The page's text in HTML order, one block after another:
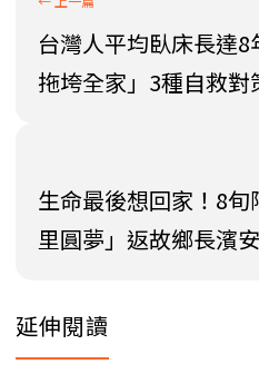
台灣人平均臥床長達
拖垮全家」3種自救對
生命最後想回家！8
里圓夢」返故鄉長濱
延伸閱讀